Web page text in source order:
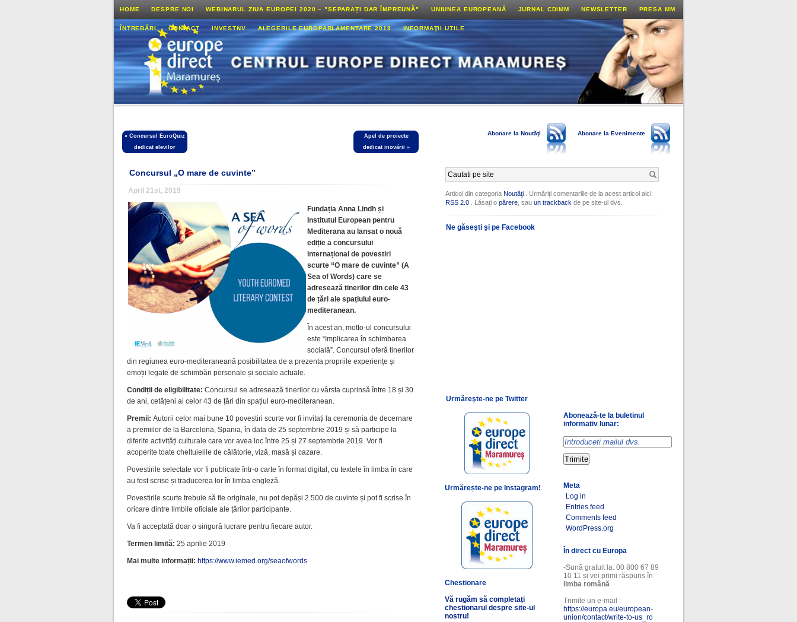
HOME DESPRE NOI WEBINARUL ZIUA EUROPEI 2020 – ”SEPARAȚI DAR ÎMPREUNĂ” UNIUNEA EUROPEANĂ JURNAL CDIMM NEWSLETTER PRESA MM
ÎNTREBĂRI CONTACT INVESTNV ALEGERILE EUROPARLAMENTARE 2019 INFORMAŢII UTILE
«Concursul EuroQuiz
dedicat elevilor
Apel de proiecte
dedicat inovării »
Concursul „O mare de cuvinte”
April 21st, 2019
Fundația Anna Lindh și
Institutul European pentru
Mediterana au lansat o nouă
ediție a concursului
internațional de povestiri
scurte “O mare de cuvinte” (A
Sea of Words) care se
adresează tinerilor din cele 43
de țări ale spațiului euro-
mediteranean.
În acest an, motto-ul concursului
este “Implicarea în schimbarea
socială”. Concursul oferă tinerilor
din regiunea euro-mediteraneană posibilitatea de a prezenta propriile experiențe și
emoții legate de schimbări personale și sociale actuale.
Condiții de eligibilitate:Concursul se adresează tinerilor cu vârsta cuprinsă între 18 și 30
de ani, cetățeni ai celor 43 de țări din spațiul euro-mediteranean.
Premii:Autorii celor mai bune 10 povestiri scurte vor fi invitați la ceremonia de decernare
a premiilor de la Barcelona, Spania, în data de 25 septembrie 2019 și să participe la
diferite activități culturale care vor avea loc între 25 și 27 septembrie 2019. Vor fi
acoperite toate cheltuielile de călătorie, viză, masă și cazare.
Povestirile selectate vor fi publicate într-o carte în format digital, cu textele în limba în care
au fost scrise și traducerea lor în limba engleză.
Povestirile scurte trebuie să fie originale, nu pot depăși 2.500 de cuvinte și pot fi scrise în
oricare dintre limbile oficiale ale țărilor participante.
Va fi acceptată doar o singură lucrare pentru fiecare autor.
Termen limită: 25 aprilie 2019
Mai multe informații: https://www.iemed.org/seaofwords
Abonare la Noutăţi Abonare la Evenimente
Articol din categoriaNoutăţi . Urmăriţi comentariile de la acest articol aici:
RSS 2.0 . Lăsaţi opărere , sauun trackbackde pe site-ul dvs.
Ne găseşti şi pe Facebook
Urmăreşte-ne pe Twitter
Urmărește-ne pe Instagram!
Chestionare
Vă rugăm să completați
chestionarul despre site-ul
nostru!
Abonează-te la buletinul
informativ lunar:
Meta
Log in
Entries feed
Comments feed
WordPress.org
În direct cu Europa
-Sună gratuit la: 00 800 67 89
10 11 și vei primi răspuns în
limba română
Trimite un e-mail :
https://europa.eu/european-
union/contact/write-to-us_ro